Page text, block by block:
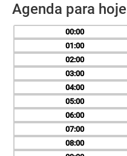
Agenda para hoje
00
01
02
03
04
05
06
07
08